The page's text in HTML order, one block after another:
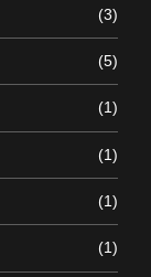
(3)
(5)
(1)
(1)
(1)
(1)